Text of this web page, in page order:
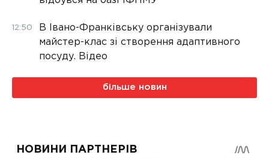
12:50
В Івано-Франківську організували
майстер-клас зі створення адаптивного
посуду. Відео
більше новин